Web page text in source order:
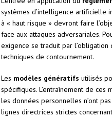
systèmes d’intelligence artificielle
à « haut risque » devront faire
face aux attaques adversariales.
exigence se traduit par
techniques de contournement.
Les modèles génératifs utilisés
spécifiques. L’entraînement de
les données personnelles n’ont
lignes directrices strictes